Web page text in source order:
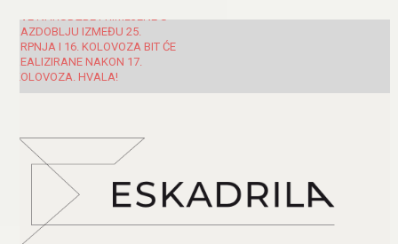
SVE NARUDŽBE PRIMLJENE U
RAZDOBLJU IZMEĐU 25.
SRPNJA I 16. KOLOVOZA BIT ĆE
REALIZIRANE NAKON 17.
KOLOVOZA. HVALA!